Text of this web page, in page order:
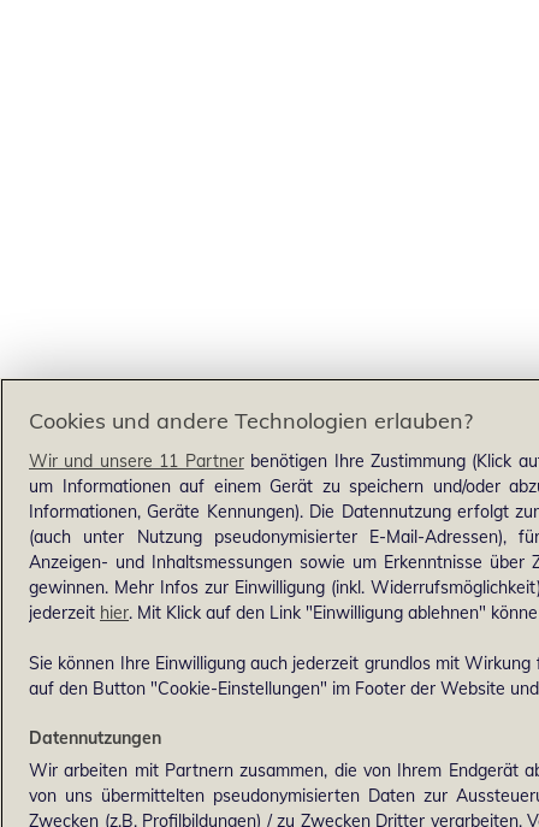
Cookies und andere Technologien erlauben?
Wir und unsere 11 Partnerbenötigen Ihre Zustimmung (Klick
um Informationen auf einem Gerät zu speichern und/oder
Informationen, Geräte Kennungen). Die Datennutzung erfolgt
(auch unter Nutzung pseudonymisierter E-Mail-Adressen),
Anzeigen- und Inhaltsmessungen sowie um Erkenntnisse über
gewinnen. Mehr Infos zur Einwilligung (inkl.
jederzeit hier. Mit Klick auf den Link "Einwilligung ablehnen"
Sie können Ihre Einwilligung auch jederzeit grundlos mit
auf den Button "Cookie-Einstellungen" im Footer der Website
Datennutzungen
Wir arbeiten mit Partnern zusammen, die von Ihrem Endgerät
von uns übermittelten pseudonymisierten Daten zur
Zwecken (z.B. Profilbildungen) / zu Zwecken Dritter verarbeiten.